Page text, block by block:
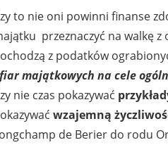
to nie oni powinni finanse
przeznaczyć na walkę
z podatków
majątkowych na cele
nie czas pokazywać
wzajemną
de Berier do rodu